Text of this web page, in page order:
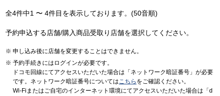
全4件中1 〜 4件目を表示しております。(50音順)
予約申込する店舗/購入商品受取り店舗を選択してください。
申し込み後に店舗を変更することはできません。
予約手続きにはログインが必要です。
ドコモ回線にてアクセスいただいた場合は「ネットワーク暗証番号」が必要
です。ネットワーク暗証番号についてはこちら をご確認ください。
Wi-Fiまたはご自宅のインターネット環境にてアクセスいただいた場合は「d